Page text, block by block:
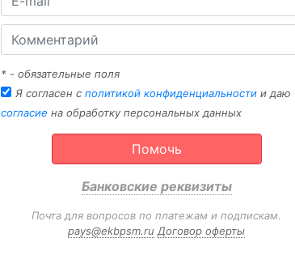
* - обязательные поля
Я согласен с политикой конфиденциальности и даю
согласие на обработку персональных данных
Помочь
Банковские реквизиты
Почта для вопросов по платежам и подпискам.
pays@ekbpsm.ru Договор оферты